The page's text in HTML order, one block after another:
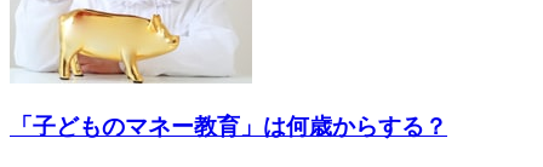
「子どものマネー教育」は何歳からする？